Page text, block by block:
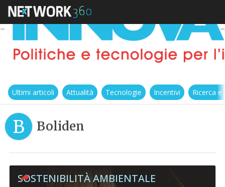
Ultimi articoli Attualità Tecnologie Incentivi Ricerca
B Boliden
SOSTENIBILITÀ AMBIENTALE